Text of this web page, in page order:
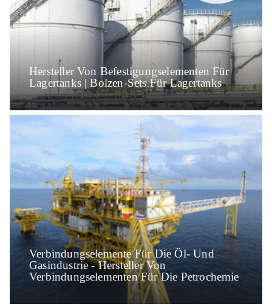
Hersteller Von Befestigungselementen Für
Lagertanks | Bolzen-Sets Für Lagertanks
Verbindungselemente Für Die Öl- Und
Gasindustrie - Hersteller Von
Verbindungselementen Für Die Petrochemie